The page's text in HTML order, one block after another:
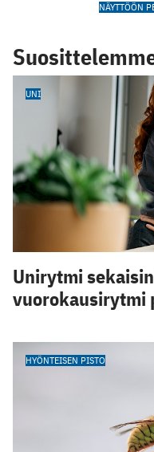
NÄYTTÖÖN
UNI
Unirytmi
vuorokausirytmi
HYÖNTEISEN PISTO